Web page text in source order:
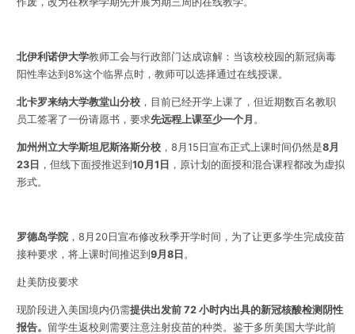
北伊利诺伊大学教师工会与行政部门达成谅解：当该校校园的新冠病毒
阳性率达到8%这个临界点时，教师可以选择通过在线授课。
北卡罗来纳大学教堂山分校，目前已经开学上课了，但近期数百名教职
员工签署了一份请愿书，要求先远程上课至少一个月 。
加州州立大学斯坦尼斯洛斯分校，8月15日宣布正式上课时间仍然是8月
23日 ，但线下面授推迟到 10月1日 ，原计划的面授和混合课程都改为虚拟
形式。
罗德岛学院，8月20日宣布修改秋季开学时间，为了让更多学生完成疫苗
接种要求，将上课时间推迟到 9月8日 。
赴美防疫要求
现阶段进入美国境内仍需提供出发前 72 小时内出具的新冠核酸检测阴性
报告。 留学生返校则需要注意注射疫苗的种类。鉴于多所美国大学此前